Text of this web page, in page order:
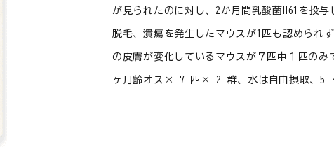
が見られたのに対し、2か月間乳酸菌H61を投与
脱毛、潰瘍を発生したマウスが1匹も認められ
の皮膚が変化しているマウスが７匹中１匹のみ
ヶ月齢オス× 7 匹× 2 群、水は自由摂取、5